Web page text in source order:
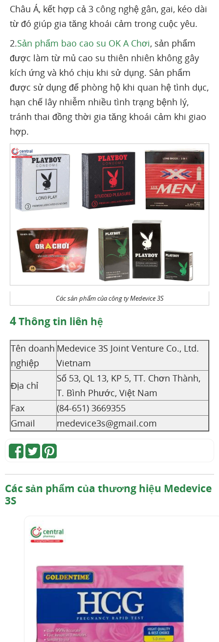
Châu Á, kết hợp cả 3 công nghệ gân, gai, kéo dài
từ đó giúp gia tăng khoái cảm trong cuộc yêu.
2.Sản phẩm bao cao su OK A Chơi, sản phẩm
được làm từ mủ cao su thiên nhiên không gây
kích ứng và khó chịu khi sử dụng. Sản phẩm
được sử dụng để phòng hộ khi quan hệ tình dục,
hạn chế lây nhiễm nhiều tình trạng bệnh lý,
tránh thai đồng thời gia tăng khoái cảm khi giao
hợp.
Các sản phẩm của công ty Medevice 3S
4Thông tin liên hệ
Tên doanh
nghiệp
Medevice 3S Joint Venture Co., Ltd.
Vietnam
Địa chỉ
Số 53, QL 13, KP 5, TT. Chơn Thành,
T. Bình Phước, Việt Nam
Fax
(84-651) 3669355
Gmail
medevice3s@gmail.com
Các sản phẩm của thương hiệu Medevice
3S